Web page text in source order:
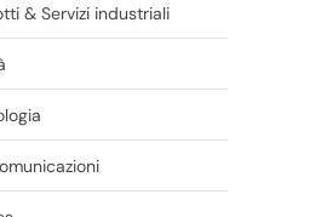
& Servizi industriali